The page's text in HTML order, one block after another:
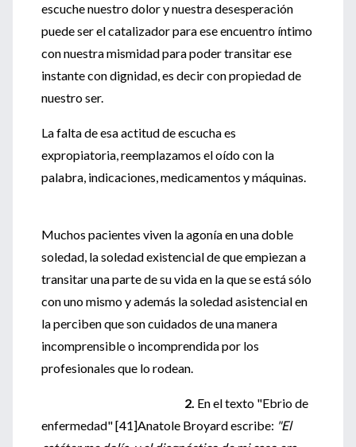
escuche nuestro dolor y nuestra desesperación
puede ser el catalizador para ese encuentro íntimo
con nuestra mismidad para poder transitar ese
instante con dignidad, es decir con propiedad de
nuestro ser.
La falta de esa actitud de escucha es
expropiatoria, reemplazamos el oído con la
palabra, indicaciones, medicamentos y máquinas.
Muchos pacientes viven la agonía en una doble
soledad, la soledad existencial de que empiezan a
transitar una parte de su vida en la que se está sólo
con uno mismo y además la soledad asistencial en
la perciben que son cuidados de una manera
incomprensible o incomprendida por los
profesionales que lo rodean.
2. En el texto "Ebrio de
enfermedad" [41]Anatole Broyard escribe: "El